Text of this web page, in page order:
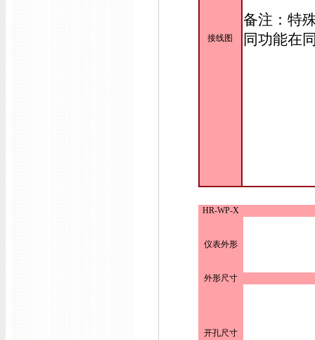
接线图
备注：特
同功能在
HR-WP-X
仪表外形
外形尺寸
开孔尺寸